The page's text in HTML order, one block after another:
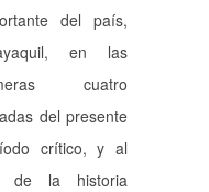
del país,
en las
cuatro
del presente
crítico, y al
de la historia